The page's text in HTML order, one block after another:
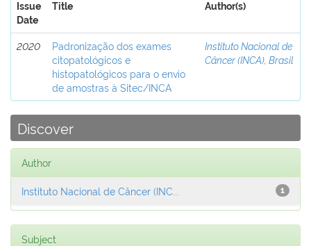
Issue
Date
Title Author(s)
2020
Padronização dos exames
citopatológicos e
histopatológicos para o envio
de amostras à Sitec/INCA
Instituto Nacional de
Câncer (INCA), Brasil
Discover
Author
1
Instituto Nacional de Câncer (INC...
Subject